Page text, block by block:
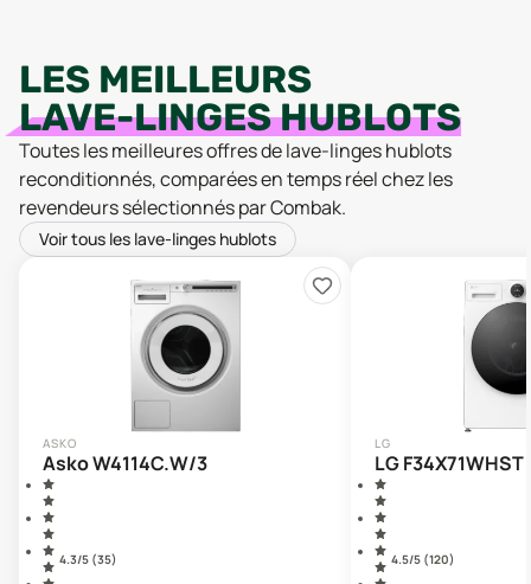
LES MEILLEURS
LAVE-LINGES HUBLOTS
Toutes les meilleures offres de lave-linges hublots
reconditionnés, comparées en temps réel chez les
revendeurs sélectionnés par Combak.
Voir tous les lave-linges hublots
ASKO
Asko W4114C.W/3
4.3/5 (35)
LG
LG F34X71WHST
4.5/5 (120)